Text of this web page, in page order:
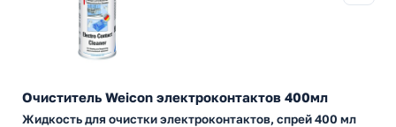
Очиститель Weicon электроконтактов 400мл
Жидкость для очистки электроконтактов, спрей 400 мл